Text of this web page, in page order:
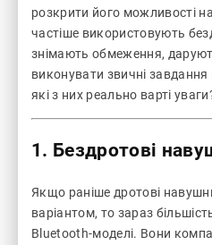
розкрити його можливості
частіше використовують
знімають обмеження,
виконувати звичні
які з них реально варті
1. Бездротові
Якщо раніше дротові
варіантом, то зараз
Bluetooth-моделі. Вони